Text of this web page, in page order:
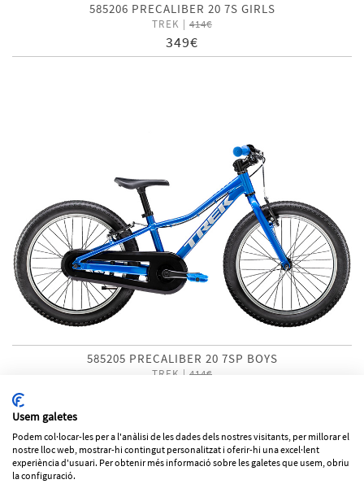
585206 PRECALIBER 20 7S GIRLS
TREK | 414€
349€
585205 PRECALIBER 20 7SP BOYS
TREK | 414€
1 2
Los precios de los productos pueden variar sin previo aviso
Usem galetes
Podem col·locar-les per a l'anàlisi de les dades dels nostres visitants, per millorar el
nostre lloc web, mostrar-hi contingut personalitzat i oferir-hi una excel·lent
experiència d'usuari. Per obtenir més informació sobre les galetes que usem, obriu
la configuració.